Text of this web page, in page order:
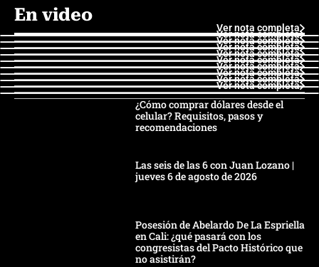
En video
Ver nota completa
Ver nota completa
Ver nota completa
Ver nota completa
Ver nota completa
Ver nota completa
Ver nota completa
Ver nota completa
Ver nota completa
Ver nota completa
¿Cómo comprar dólares desde el
celular? Requisitos, pasos y
recomendaciones
Las seis de las 6 con Juan Lozano |
jueves 6 de agosto de 2026
Posesión de Abelardo De La Espriella
en Cali: ¿qué pasará con los
congresistas del Pacto Histórico que
no asistirán?